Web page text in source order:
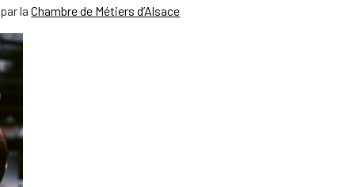
par laChambre de Métiers d’Alsace